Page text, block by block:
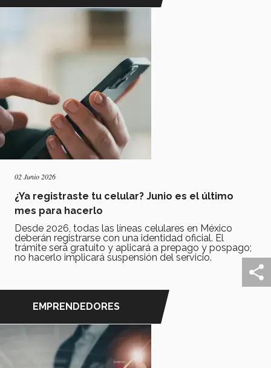
02 Junio 2026
¿Ya registraste tu celular? Junio es el último
mes para hacerlo
Desde 2026, todas las líneas celulares en México
deberán registrarse con una identidad oficial. El
trámite será gratuito y aplicará a prepago y pospago;
no hacerlo implicará suspensión del servicio.
EMPRENDEDORES